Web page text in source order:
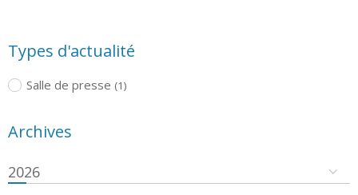
Types d'actualité
Salle de presse (1)
Archives
2026